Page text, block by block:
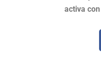
activa